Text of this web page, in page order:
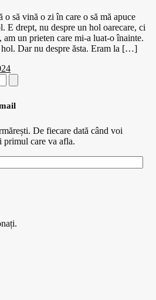
o să vină o zi în care o să mă apuce
E drept, nu despre un hol oarecare, ci
un prieten care mi-a luat-o înainte.
hol. Dar nu despre ăsta. Eram la […]
De fiecare dată când voi
care va afla.